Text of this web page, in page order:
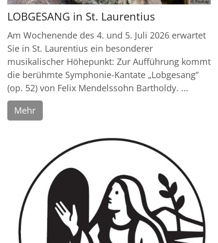
LOBGESANG in St. Laurentius
Am Wochenende des 4. und 5. Juli 2026 erwartet
Sie in St. Laurentius ein besonderer
musikalischer Höhepunkt: Zur Aufführung kommt
die berühmte Symphonie-Kantate „Lobgesang“
(op. 52) von Felix Mendelssohn Bartholdy. ...
Mehr